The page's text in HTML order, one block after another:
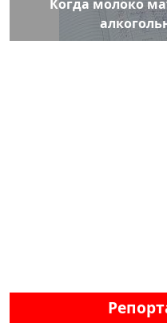
Когда молоко